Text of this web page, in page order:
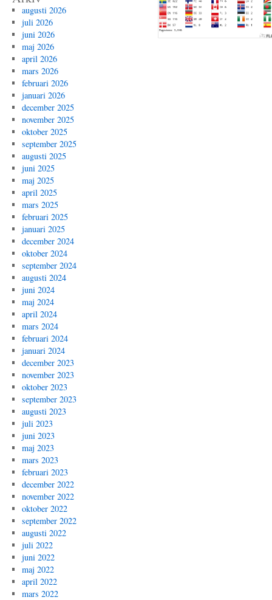
augusti 2026
juli 2026
juni 2026
maj 2026
april 2026
mars 2026
februari 2026
januari 2026
december 2025
november 2025
oktober 2025
september 2025
augusti 2025
juni 2025
maj 2025
april 2025
mars 2025
februari 2025
januari 2025
december 2024
oktober 2024
september 2024
augusti 2024
juni 2024
maj 2024
april 2024
mars 2024
februari 2024
januari 2024
december 2023
november 2023
oktober 2023
september 2023
augusti 2023
juli 2023
juni 2023
maj 2023
mars 2023
februari 2023
december 2022
november 2022
oktober 2022
september 2022
augusti 2022
juli 2022
juni 2022
maj 2022
april 2022
mars 2022